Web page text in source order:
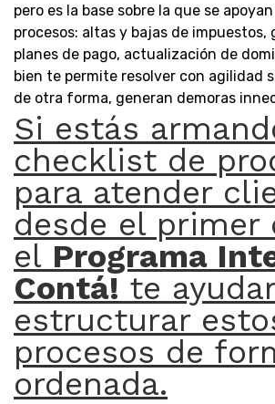
pero es la base sobre la que se
procesos: altas y bajas de impuestos,
planes de pago, actualización de
bien te permite resolver con agilidad
de otra forma, generan demoras
Si estás
checklist de
para atender
desde el primer
el Programa
Contá! te
estructurar
procesos de
ordenada.